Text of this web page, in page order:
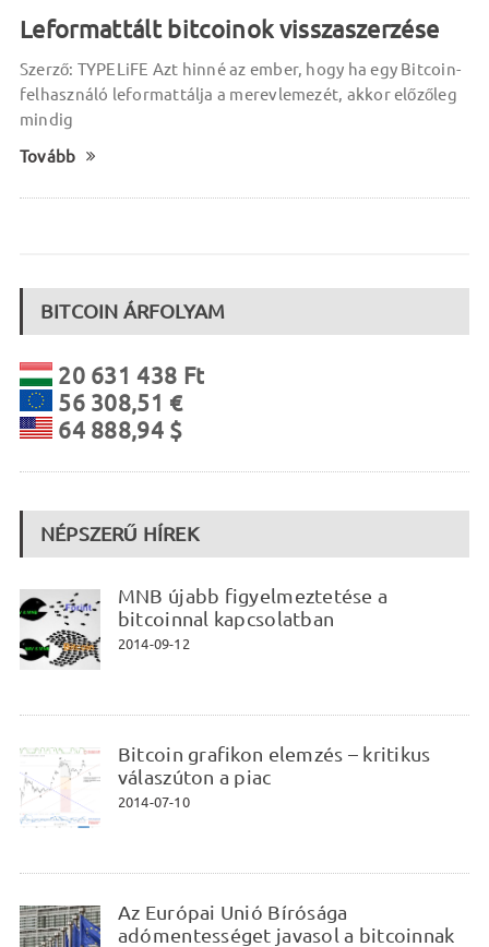
Leformattált bitcoinok visszaszerzése
Szerző: TYPELiFE Azt hinné az ember, hogy ha egy Bitcoin-
felhasználó leformattálja a merevlemezét, akkor előzőleg
mindig
Tovább
BITCOIN ÁRFOLYAM
20 631 438 Ft
56 308,51 €
64 888,94 $
NÉPSZERŰ HÍREK
MNB újabb figyelmeztetése a
bitcoinnal kapcsolatban
2014-09-12
Bitcoin grafikon elemzés – kritikus
válaszúton a piac
2014-07-10
Az Európai Unió Bírósága
adómentességet javasol a bitcoinnak